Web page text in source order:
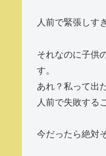
人前で緊張しす
それなのに子供
す。
あれ？私って出
人前で失敗する
今だったら絶対